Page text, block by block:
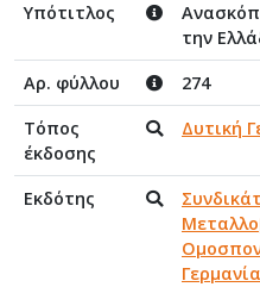
Υπότιτλος
την
Αρ. φύλλου
274
Τόπος
έκδοσης
Δυτική
Εκδότης